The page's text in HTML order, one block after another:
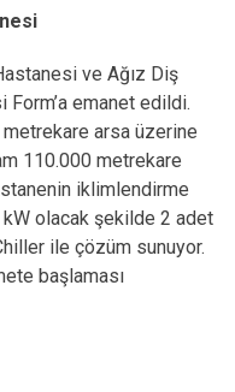
ve Ağız Diş
Form’a emanet edildi.
arsa üzerine
110.000 metrekare
iklimlendirme
olacak şekilde 2 adet
ile çözüm sunuyor.
başlaması